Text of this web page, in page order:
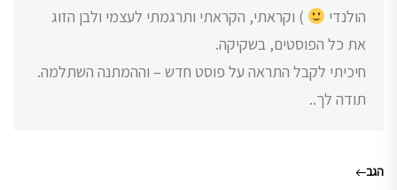
הולנדי
) וקראתי, הקראתי ותרגמתי לעצמי ולבן הזוג
את כל הפוסטים, בשקיקה.
חיכיתי לקבל התראה על פוסט חדש – וההמתנה השתלמה.
תודה לך..
הגב